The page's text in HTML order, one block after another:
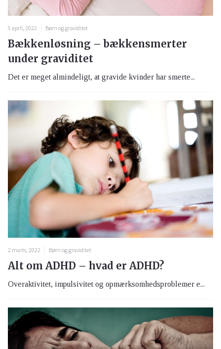
5 april, 2022 Børn og graviditet
Bækkenløsning – bækkensmerter
under graviditet
Det er meget almindeligt, at gravide kvinder har smerte...
2 marts, 2022 Børn og graviditet
Alt om ADHD – hvad er ADHD?
Overaktivitet, impulsivitet og opmærksomhedsproblemer e...